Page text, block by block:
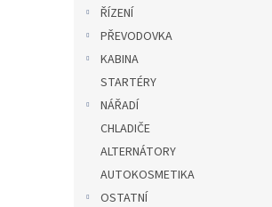
ŘÍZENÍ
PŘEVODOVKA
KABINA
STARTÉRY
NÁŘADÍ
CHLADIČE
ALTERNÁTORY
AUTOKOSMETIKA
OSTATNÍ